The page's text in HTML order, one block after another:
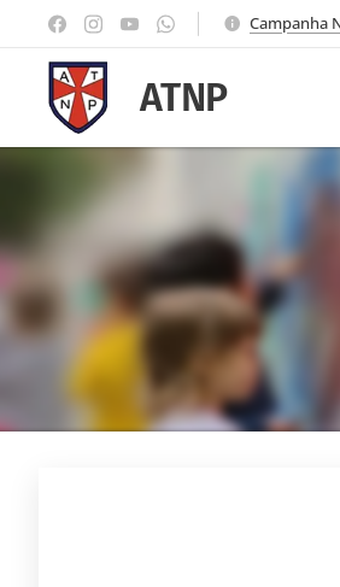
Campanha
ATNP